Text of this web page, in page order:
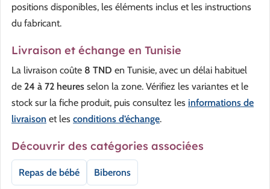
positions disponibles, les éléments inclus et les instructions
du fabricant.
Livraison et échange en Tunisie
La livraison coûte 8 TND en Tunisie, avec un délai habituel
de 24 à 72 heures selon la zone. Vérifiez les variantes et le
stock sur la fiche produit, puis consultez les informations de
livraison et les conditions d’échange.
Découvrir des catégories associées
Repas de bébé Biberons